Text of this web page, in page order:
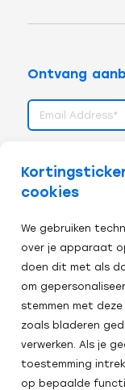
cookies
We gebruiken
over je apparaat
doen dit met als
om
stemmen met
zoals bladeren
verwerken. Als je
toestemming
op bepaalde
Ontvang